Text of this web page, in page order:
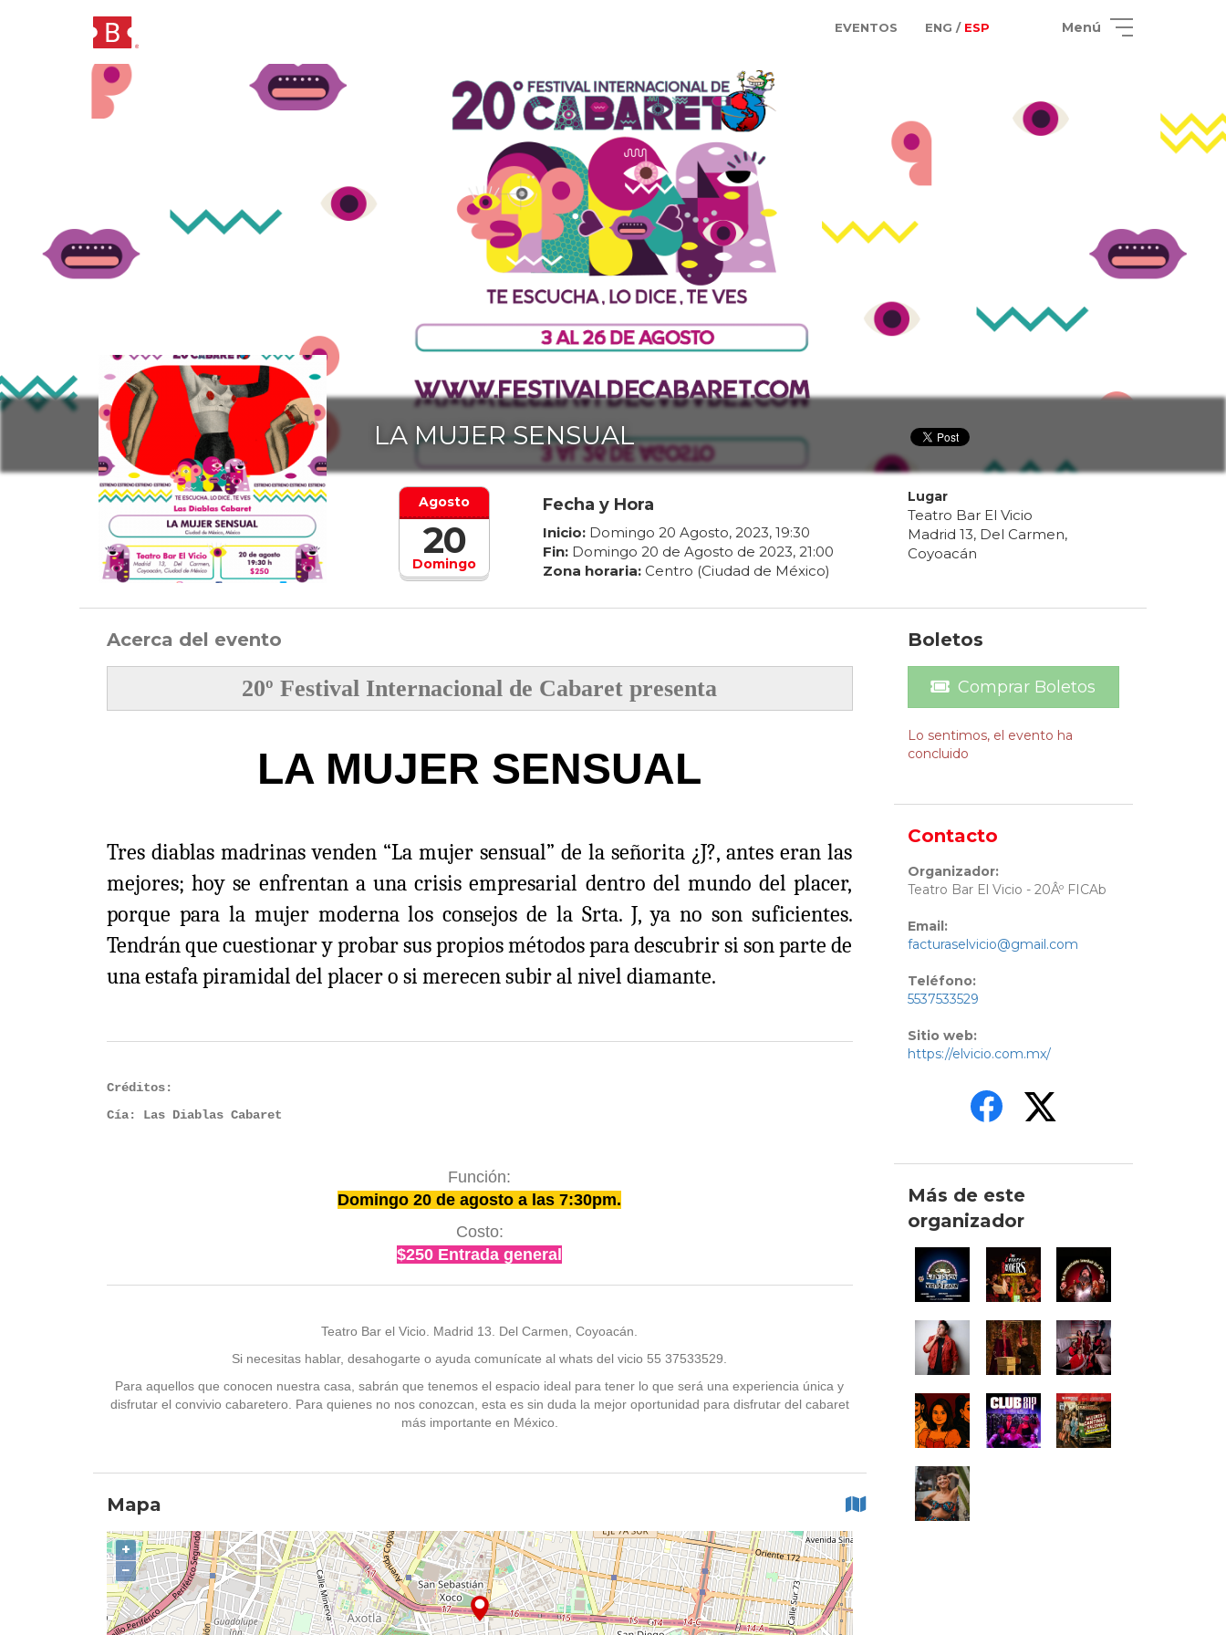
EVENTOS ENG / ESP Menú
LA MUJER SENSUAL
Domingo
Agosto
20
Fecha y Hora
Inicio: Domingo 20 Agosto, 2023, 19:30
Fin: Domingo 20 de Agosto de 2023, 21:00
Zona horaria: Centro (Ciudad de México)
Lugar
Teatro Bar El Vicio
Madrid 13, Del Carmen,
Coyoacán
Acerca del evento
20º Festival Internacional de Cabaret presenta
LA MUJER SENSUAL
Tres diablas madrinas venden “La mujer sensual” de la señorita ¿J?, antes eran las
mejores; hoy se enfrentan a una crisis empresarial dentro del mundo del placer,
porque para la mujer moderna los consejos de la Srta. J, ya no son suficientes.
Tendrán que cuestionar y probar sus propios métodos para descubrir si son parte de
una estafa piramidal del placer o si merecen subir al nivel diamante.
Créditos:
Cía: Las Diablas Cabaret
Función:
Domingo 20 de agosto a las 7:30pm.
Costo:
$250 Entrada general
Teatro Bar el Vicio. Madrid 13. Del Carmen, Coyoacán.
Si necesitas hablar, desahogarte o ayuda comunícate al whats del vicio 55 37533529.
Para aquellos que conocen nuestra casa, sabrán que tenemos el espacio ideal para tener lo que será una experiencia única y
disfrutar el convivio cabaretero. Para quienes no nos conozcan, esta es sin duda la mejor oportunidad para disfrutar del cabaret
más importante en México.
Mapa
+
−
Boletos
Comprar Boletos
Lo sentimos, el evento ha
concluido
Contacto
Organizador:
Teatro Bar El Vicio - 20Âº FICAb
Email:
facturaselvicio@gmail.com
Teléfono:
5537533529
Sitio web:
https://elvicio.com.mx/
Más de este
organizador